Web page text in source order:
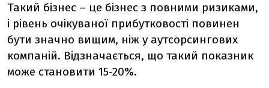
Такий бізнес – це бізнес з повними ризиками,
і рівень очікуваної прибутковості повинен
бути значно вищим, ніж у аутсорсингових
компаній. Відзначається, що такий показник
може становити 15-20%.